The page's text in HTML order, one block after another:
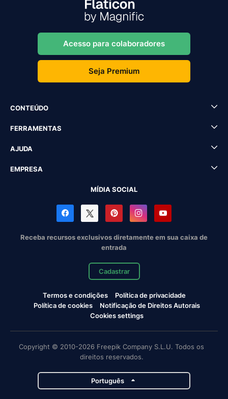
Acesso para colaboradores
Seja Premium
CONTEÚDO
FERRAMENTAS
AJUDA
EMPRESA
MÍDIA SOCIAL
Receba recursos exclusivos diretamente em sua caixa de
entrada
Cadastrar
Termos e condições
Política de privacidade
Política de cookies
Notificação de Direitos Autorais
Cookies settings
Copyright © 2010-2026 Freepik Company S.L.U. Todos os
direitos reservados.
Português